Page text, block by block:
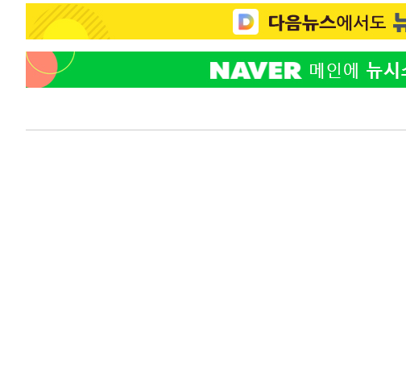
-3491초 전 > 6월 경상수지 497.3억 달러…두 달 연속 사상 최대
-3442초 전 >서울 낮 39도 '폭염중대경보'…40도 관측 가능성도
-804초 전 >
미 워싱턴주 스포캔 시의 통제불능 3개 산불, 방화선 일부 구축
1시간 전 >
[속보] 호르무즈 해협 이란-오만 협상 기대속 뉴욕증시 혼조 마감 다우